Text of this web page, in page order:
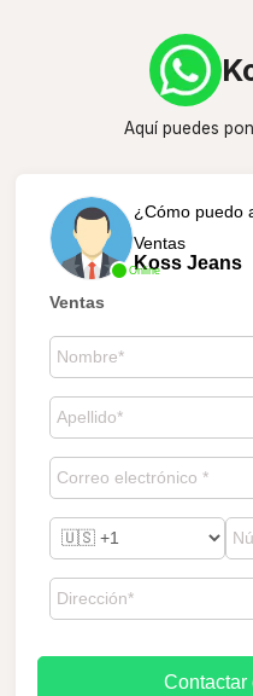
Aquí puedes
Online
¿Cómo puedo
Ventas
Koss Jeans
Ventas
Contactar